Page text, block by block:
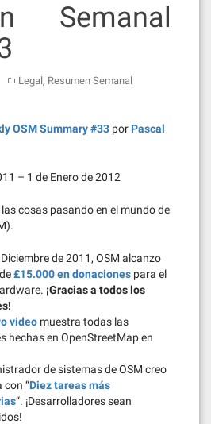
Semanal
Legal, Resumen Semanal
OSM Summary #33 por Pascal
– 1 de Enero de 2012
cosas pasando en el mundo de
Diciembre de 2011, OSM alcanzo
£15.000 en donaciones para el
¡Gracias a todos los
video muestra todas las
hechas en OpenStreetMap en
de sistemas de OSM creo
con “Diez tareas más
“. ¡Desarrolladores sean